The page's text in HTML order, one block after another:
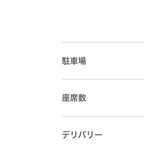
駐車場
座席数
デリバリー